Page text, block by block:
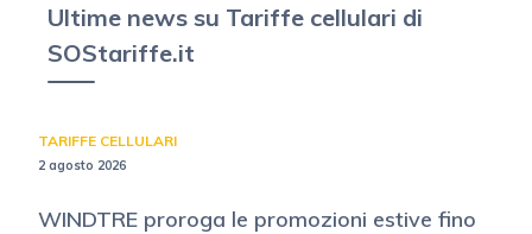
Ultime news su Tariffe cellulari di
SOStariffe.it
TARIFFE CELLULARI
2 agosto 2026
WINDTRE proroga le promozioni estive fino